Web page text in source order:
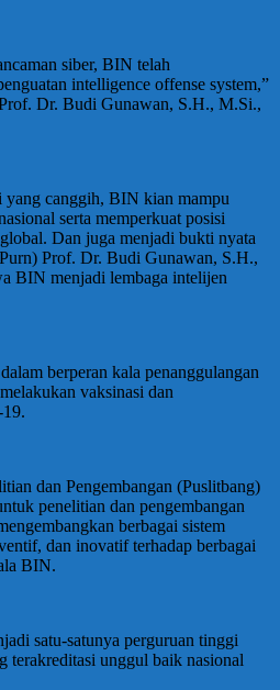
siber, BIN telah
intelligence offense system,”
Dr. Budi Gunawan, S.H., M.Si.,
canggih, BIN kian mampu
serta memperkuat posisi
Dan juga menjadi bukti nyata
Prof. Dr. Budi Gunawan, S.H.,
BIN menjadi lembaga intelijen
berperan kala penanggulangan
vaksinasi dan
dan Pengembangan (Puslitbang)
penelitian dan pengembangan
berbagai sistem
dan inovatif terhadap berbagai
BIN.
satu-satunya perguruan tinggi
terakreditasi unggul baik nasional